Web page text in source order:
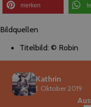
merken
Bildquellen
Titelbild: © Robin
Kathrin
1. Oktober 2019